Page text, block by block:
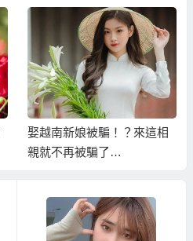
娶越南新娘被騙！？來這相
親就不再被騙了…